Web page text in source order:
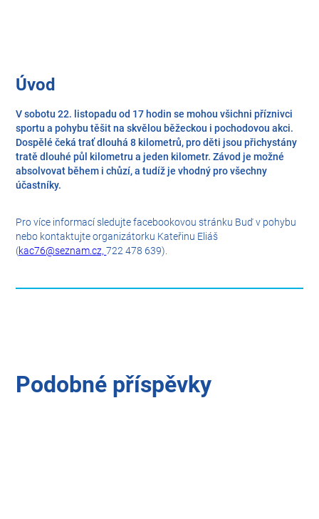
Úvod
V sobotu 22. listopadu od 17 hodin se mohou všichni příznivci
sportu a pohybu těšit na skvělou běžeckou i pochodovou akci.
Dospělé čeká trať dlouhá 8 kilometrů, pro děti jsou přichystány
tratě dlouhé půl kilometru a jeden kilometr. Závod je možné
absolvovat během i chůzí, a tudíž je vhodný pro všechny
účastníky.
Pro více informací sledujte facebookovou stránku Buď v pohybu
nebo kontaktujte organizátorku Kateřinu Eliáš
(kac76@seznam.cz,722 478 639).
Podobné příspěvky